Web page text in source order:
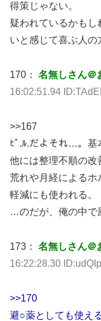
得策じゃない。
疑われているかも
いと感じて喜ぶ人の
170： 名無しさん＠
16:02:51.94
>>167
ﾋﾟ.ﾙ.だよそれ…。基
他には整理不順の改
荒れや月経によるホ
軽減にも使われる。
…のだが、俺の中で
173： 名無しさん＠
16:22:28.30
>>170
避○薬としても使え